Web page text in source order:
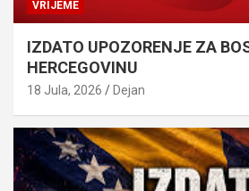
VRIJEME
IZDATO UPOZORENJE ZA
HERCEGOVINU
18 Jula, 2026 Dejan